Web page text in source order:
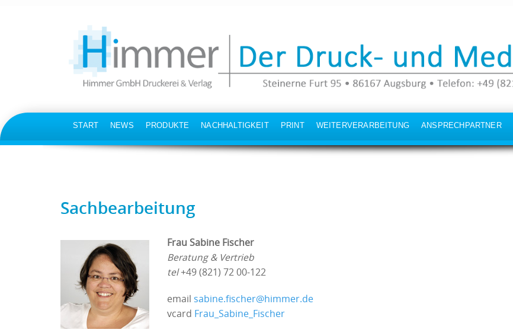
SKIP
CONTENT
START NEWS PRODUKTE NACHHALTIGKEIT PRINT WEITERVERARBEITUNG ANSPRECHPARTNER
Sachbearbeitung
Frau Sabine Fischer
Beratung & Vertrieb
tel+49 (821) 72 00-122
email sabine.fischer@himmer.de
vcard Frau_Sabine_Fischer